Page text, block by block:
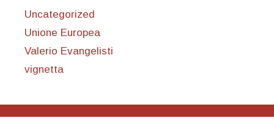
Uncategorized
Unione Europea
Valerio Evangelisti
vignetta